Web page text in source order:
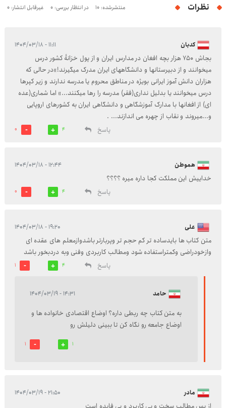
نظرات منتشرشده: 10 در انتظار بررسی: 0 غیرقابل انتشار: 0
کدبان ۱۱:۱۱ - ۱۴۰۴/۰۳/۱۸
بجاش ۷۵۰ هزار بچه افغان در مدارس ایران و از پول خزانۀ کشور درس
میخوانند و از دبیرستانها و دانشگاههای ایران مدرک میگیرند!»در حالی که
هزاران دانش آموز ایرانی بویژه در مناطق محروم یا مدرسه ندارند و زیر کپرها
درس میخوانند یا بدلیل نداری(فقر) مدرسه را رها میکنند...» اما شماری(عده
ای) از افغانها با مدارک آموزشگاهی و دانشگاهی ایران به کشورهای اروپایی
و...میروند و نقاب از چهره می اندازند... .
پاسخ
4
0
هموطن ۱۲:۴۴ - ۱۴۰۴/۰۳/۱۸
خداییش این مملکت کجا داره میره ؟؟؟؟
پاسخ
4
0
علی ۱۹:۲۰ - ۱۴۰۴/۰۳/۱۸
متن کتاب ها بایدساده تر کم حجم تر وپربارتر باشدوازمعلم های عقده ای
وازخودراضی وکمتراستفاده شود ومطالب کاربردی وفنی وبه دردبخور باشد
پاسخ
4
1
حامد ۱۴:۳۱ - ۱۴۰۴/۰۳/۱۹
به متن کتاب چه ربطی داره؟ اوضاع اقتصادی خانواده ها و
اوضاع جامعه رو نگاه کن تا ببینی دلیلش رو
1
1
مادر ۲۱:۵۰ - ۱۴۰۴/۰۳/۱۹